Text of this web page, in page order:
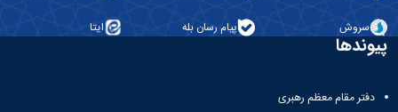
سروش پیام رسان بله ایتا
پیوندها
دفتر مقام معظم رهبری